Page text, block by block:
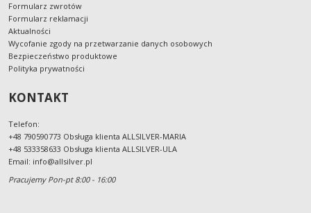
Formularz zwrotów
Formularz reklamacji
Aktualności
Wycofanie zgody na przetwarzanie danych osobowych
Bezpieczeństwo produktowe
Polityka prywatności
KONTAKT
Telefon:
+48 790590773 Obsługa klienta ALLSILVER-MARIA
+48 533358633 Obsługa klienta ALLSILVER-ULA
Email: info@allsilver.pl
Pracujemy Pon-pt 8:00 - 16:00